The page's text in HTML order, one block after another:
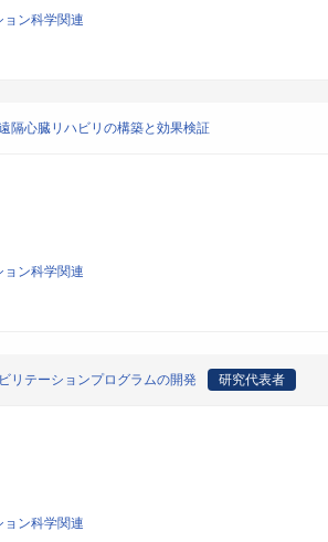
ン科学関連
隔心臓リハビリの構築と効果検証
ン科学関連
リテーションプログラムの開発 研究代表者
ン科学関連